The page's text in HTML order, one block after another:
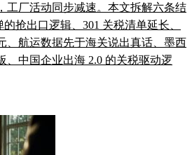
工厂活动同步减速。本文拆解六条结
抢出口逻辑、301 关税清单延长、
、航运数据先于海关说出真话、墨西
、中国企业出海 2.0 的关税驱动逻